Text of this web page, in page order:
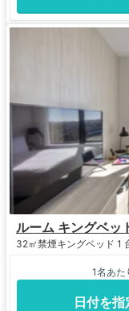
ルーム キングベッ
32㎡禁煙キングベッド 1
1名あた
日付を